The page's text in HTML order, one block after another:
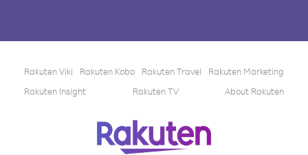
Rakuten Viki Rakuten Kobo Rakuten Travel
Rakuten Marketing
Rakuten Insight
Rakuten TV About Rakuten